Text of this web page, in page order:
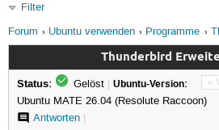
Filter
Forum
Ubuntu verwenden Programme
Thunderbird
«
Status: Gelöst | Ubuntu-Version:
Ubuntu MATE 26.04 (Resolute Raccoon)
Antworten|